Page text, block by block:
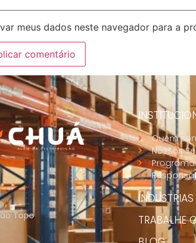
meus dados neste navegador para a
Topo
Quem
Nossos
INDUSTRIAS
TRABALHE